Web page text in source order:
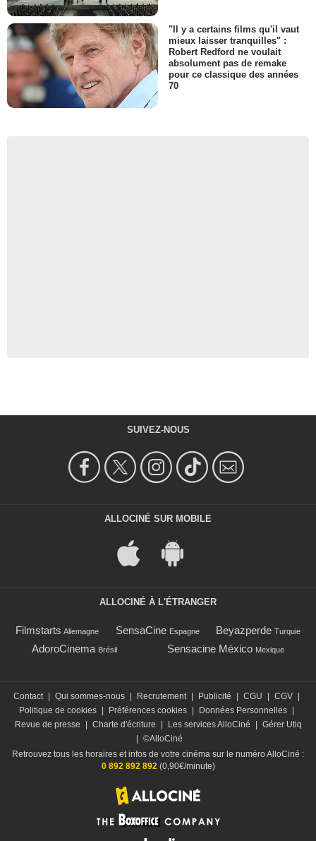
"Il y a certains films qu'il vaut
mieux laisser tranquilles" :
Robert Redford ne voulait
absolument pas de remake
pour ce classique des années
70
SUIVEZ-NOUS
ALLOCINÉ SUR MOBILE
ALLOCINÉ À L'ÉTRANGER
Filmstarts Allemagne SensaCine Espagne Beyazperde Turquie
AdoroCinema Brésil Sensacine México Mexique
Contact Qui sommes-nous Recrutement Publicité CGU CGV
Politique de cookies
Préférences cookies Données Personnelles
Revue de presse
Charte d'écriture Les services AlloCiné
Gérer Utiq
©AlloCiné
Retrouvez tous les horaires et infos de votre cinéma sur le numéro AlloCiné :
0 892 892 892(0,90€/minute)